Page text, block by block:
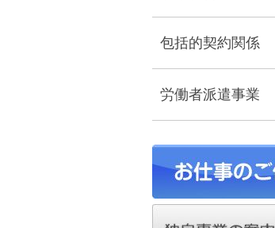
包括的契約関係
労働者派遣事業